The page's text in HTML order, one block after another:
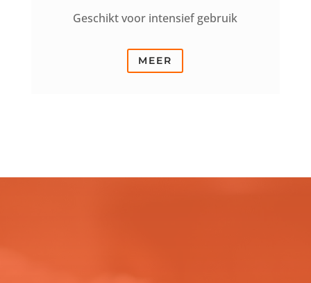
Geschikt voor intensief gebruik
MEER